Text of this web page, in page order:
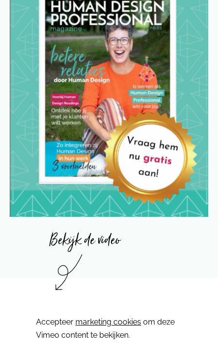
Bekijk de video
⋯
Accepteer marketing cookies om deze
Vimeo content te bekijken.